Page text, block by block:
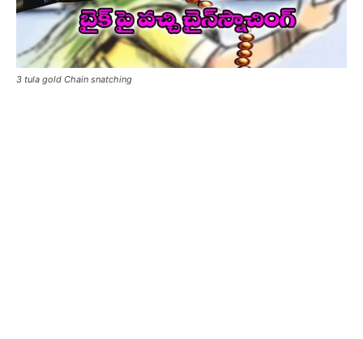
3 tula gold Chain snatching